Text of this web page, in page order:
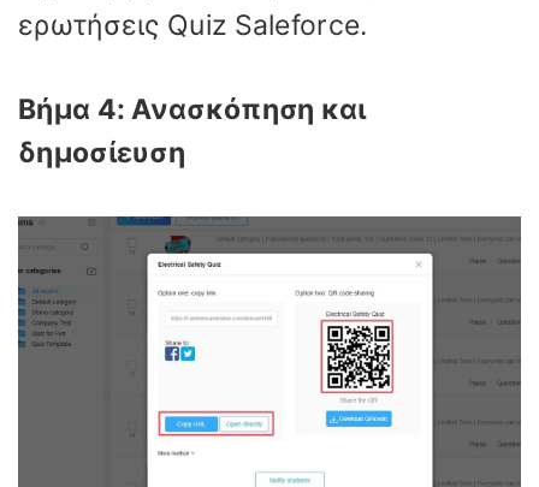
ερωτήσεις Quiz Saleforce.
Βήμα 4: Ανασκόπηση και
δημοσίευση